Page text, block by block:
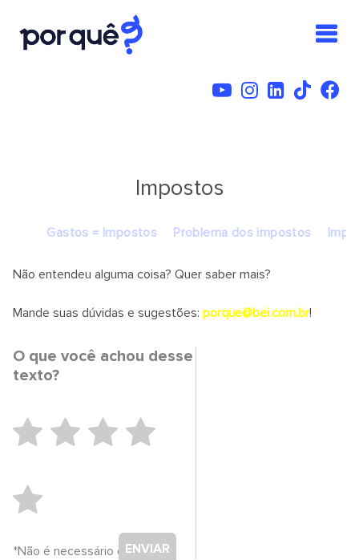
Impostos
Gastos = Impostos Problema dos impostos
Não entendeu alguma coisa? Quer saber mais?
Mande suas dúvidas e sugestões:porque@bei.com.br!
O que você achou desse
texto?
ENVIAR
*Não é necessário cadastro.